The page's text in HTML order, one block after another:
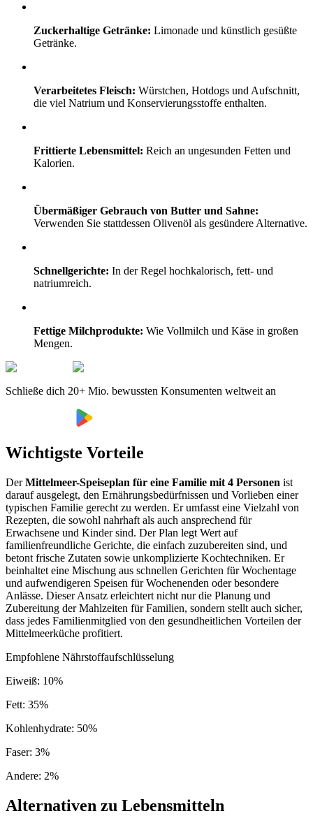
Zuckerhaltige Getränke: Limonade und künstlich gesüßte
Getränke.
Verarbeitetes Fleisch: Würstchen, Hotdogs und Aufschnitt,
die viel Natrium und Konservierungsstoffe enthalten.
Frittierte Lebensmittel: Reich an ungesunden Fetten und
Kalorien.
Übermäßiger Gebrauch von Butter und Sahne:
Verwenden Sie stattdessen Olivenöl als gesündere Alternative.
Schnellgerichte: In der Regel hochkalorisch, fett- und
natriumreich.
Fettige Milchprodukte: Wie Vollmilch und Käse in großen
Mengen.
Schließe dich 20+ Mio. bewussten Konsumenten weltweit an
Wichtigste Vorteile
DerMittelmeer-Speiseplan für eine Familie mit 4 Personen ist
darauf ausgelegt, den Ernährungsbedürfnissen und Vorlieben einer
typischen Familie gerecht zu werden. Er umfasst eine Vielzahl von
Rezepten, die sowohl nahrhaft als auch ansprechend für
Erwachsene und Kinder sind. Der Plan legt Wert auf
familienfreundliche Gerichte, die einfach zuzubereiten sind, und
betont frische Zutaten sowie unkomplizierte Kochtechniken. Er
beinhaltet eine Mischung aus schnellen Gerichten für Wochentage
und aufwendigeren Speisen für Wochenenden oder besondere
Anlässe. Dieser Ansatz erleichtert nicht nur die Planung und
Zubereitung der Mahlzeiten für Familien, sondern stellt auch sicher,
dass jedes Familienmitglied von den gesundheitlichen Vorteilen der
Mittelmeerküche profitiert.
Empfohlene Nährstoffaufschlüsselung
Eiweiß: 10%
Fett: 35%
Kohlenhydrate: 50%
Faser: 3%
Andere: 2%
Alternativen zu Lebensmitteln